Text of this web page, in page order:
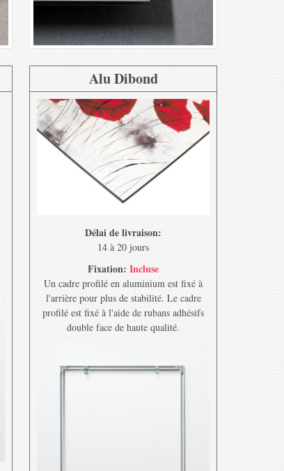
Alu Dibond
Délai de livraison:
14 à 20 jours
Fixation: Incluse
Un cadre profilé en aluminium est fixé à
l'arrière pour plus de stabilité. Le cadre
profilé est fixé à l'aide de rubans adhésifs
double face de haute qualité.